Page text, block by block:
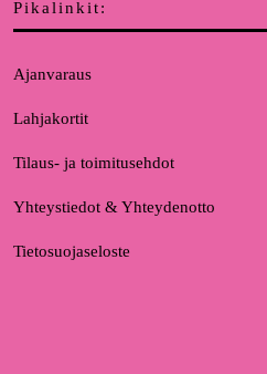
Pikalinkit:
Ajanvaraus
Lahjakortit
Tilaus- ja toimitusehdot
Yhteystiedot & Yhteydenotto
Tietosuojaseloste